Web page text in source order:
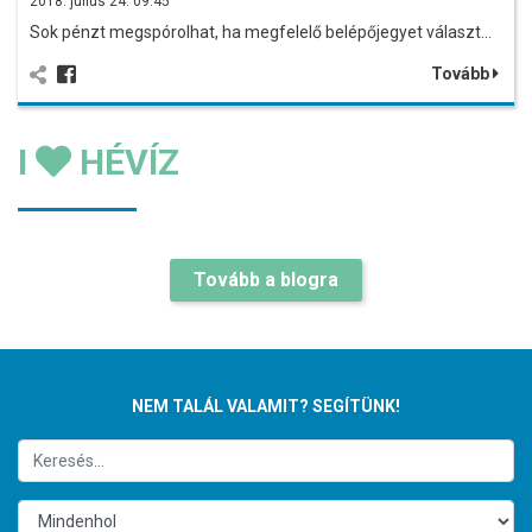
Sok pénzt megspórolhat, ha megfelelő belépőjegyet választ…
Tovább
I HÉVÍZ
Tovább a blogra
NEM TALÁL VALAMIT? SEGÍTÜNK!